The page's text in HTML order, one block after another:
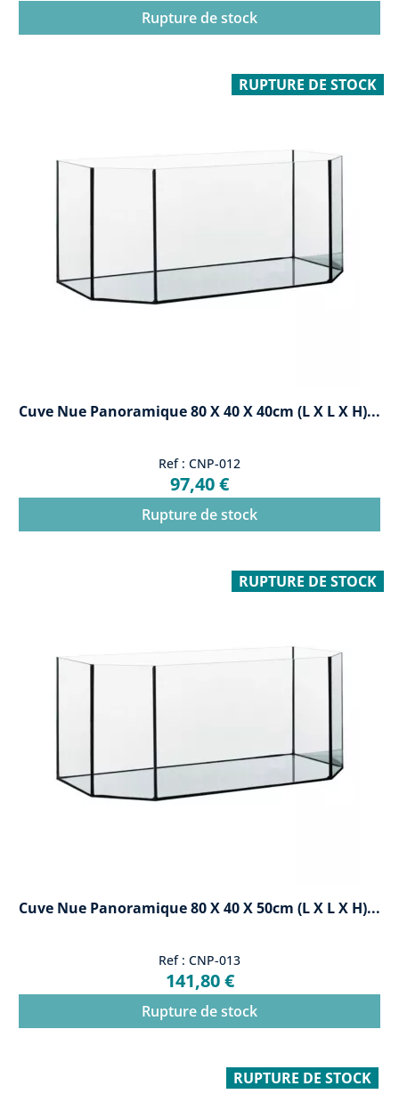
Rupture de stock
Cuve Nue Panoramique 80 X 40 X 40cm (L X L X H)...
Ref : CNP-012
97,40 €
Rupture de stock
RUPTURE DE STOCK
Cuve Nue Panoramique 80 X 40 X 50cm (L X L X H)...
Ref : CNP-013
141,80 €
Rupture de stock
RUPTURE DE STOCK
RUPTURE DE STOCK